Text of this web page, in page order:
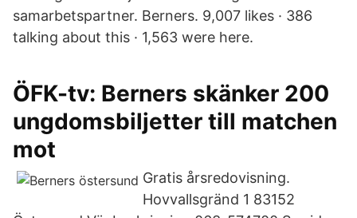
samarbetspartner. Berners. 9,007 likes · 386
talking about this · 1,563 were here.
ÖFK-tv: Berners skänker 200
ungdomsbiljetter till matchen
mot
Gratis årsredovisning.
Hovvallsgränd 1 83152